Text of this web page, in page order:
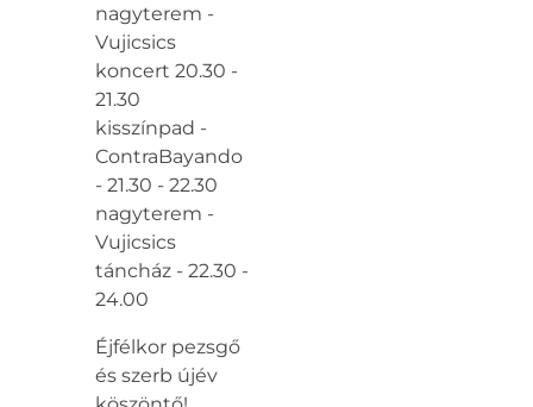
nagyterem -
Vujicsics
koncert 20.30 -
21.30
kisszínpad -
ContraBayando
- 21.30 - 22.30
nagyterem -
Vujicsics
táncház - 22.30 -
24.00
Éjfélkor pezsgő
és szerb újév